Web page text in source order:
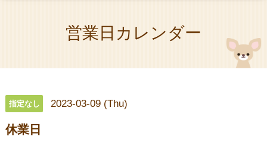
営業日カレンダー
指定なし 2023-03-09 (Thu)
休業日